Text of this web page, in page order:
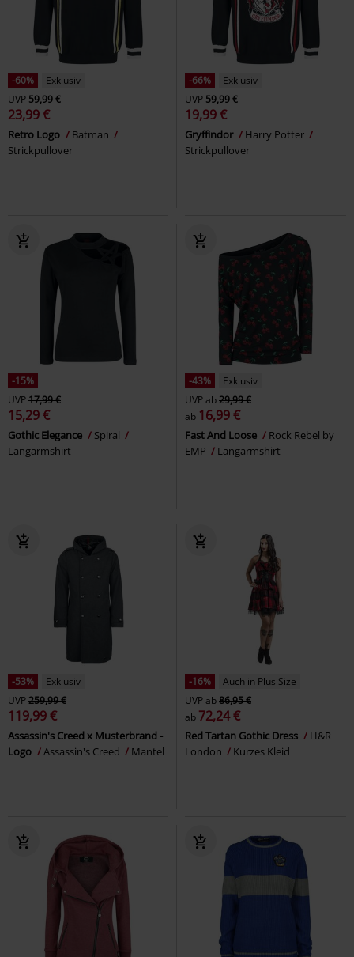
-60%
Exklusiv
UVP59,99 €
23,99 €
Retro Logo
Batman
Strickpullover
-66%
Exklusiv
UVP59,99 €
19,99 €
Gryffindor
Harry Potter
Strickpullover
-15%
UVP17,99 €
15,29 €
Gothic Elegance
Spiral
Langarmshirt
-43%
Exklusiv
UVPab29,99 €
ab 16,99 €
Fast And Loose
Rock Rebel by
EMP
Langarmshirt
-53%
Exklusiv
UVP259,99 €
119,99 €
Assassin's Creed x Musterbrand -
Logo
Assassin's Creed Mantel
-16%
Auch in Plus Size
UVPab86,95 €
ab 72,24 €
Red Tartan Gothic Dress
H&R
London
Kurzes Kleid